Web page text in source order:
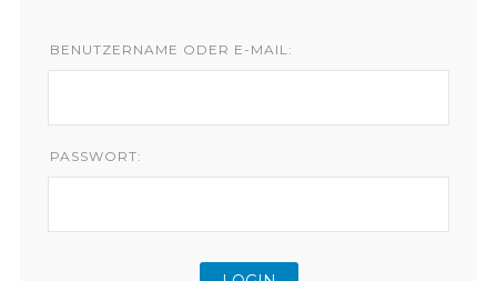
BENUTZERNAME ODER E-MAIL:
PASSWORT: